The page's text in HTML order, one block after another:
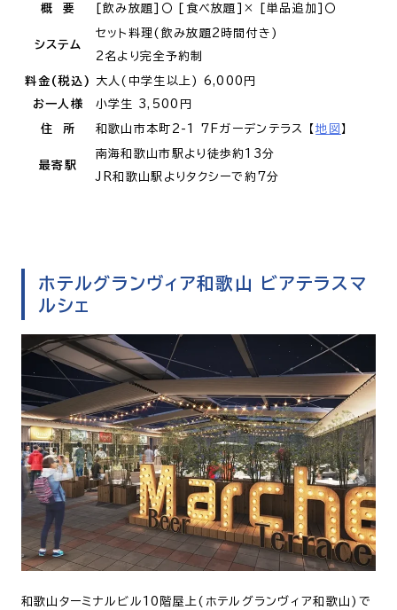
概 要 [飲み放題]〇 [食べ放題]× [単品追加]〇
システム
セット料理(飲み放題2時間付き)
2名より完全予約制
料金(税込)
お一人様
大人(中学生以上) 6,000円
小学生 3,500円
住 所 和歌山市本町2-1 7Fガーデンテラス 【地図 】
最寄駅
南海和歌山市駅より徒歩約13分
JR和歌山駅よりタクシーで約7分
ホテルグランヴィア和歌山 ビアテラスマ
ルシェ
和歌山ターミナルビル10階屋上(ホテルグランヴィア和歌山)で